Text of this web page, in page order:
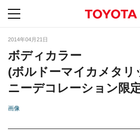
2014年04月21日
ボディカラー
(ボルドーマイカメタリ
ニーデコレーション限
画像